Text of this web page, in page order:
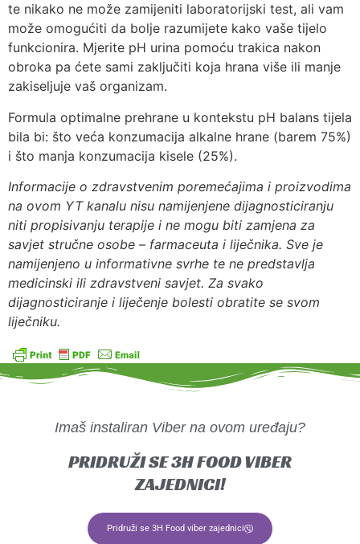
te nikako ne može zamijeniti laboratorijski test, ali vam
može omogućiti da bolje razumijete kako vaše tijelo
funkcionira. Mjerite pH urina pomoću trakica nakon
obroka pa ćete sami zaključiti koja hrana više ili manje
zakiseljuje vaš organizam.
Formula optimalne prehrane u kontekstu pH balans tijela
bila bi: što veća konzumacija alkalne hrane (barem 75%)
i što manja konzumacija kisele (25%).
Informacije o zdravstvenim poremećajima i proizvodima
na ovom YT kanalu nisu namijenjene dijagnosticiranju
niti propisivanju terapije i ne mogu biti zamjena za
savjet stručne osobe – farmaceuta i liječnika. Sve je
namijenjeno u informativne svrhe te ne predstavlja
medicinski ili zdravstveni savjet. Za svako
dijagnosticiranje i liječenje bolesti obratite se svom
liječniku.
Imaš instaliran Viber na ovom uređaju?
PRIDRUŽI SE 3H FOOD VIBER
ZAJEDNICI!
Pridruži se 3H Food viber zajednici